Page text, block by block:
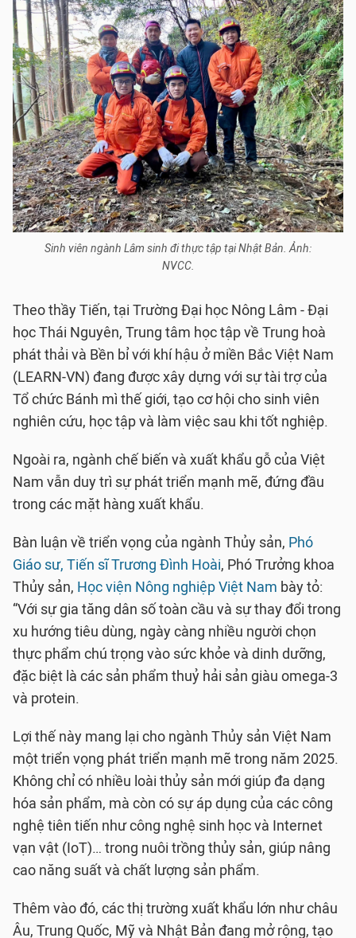
Sinh viên ngành Lâm sinh đi thực tập tại Nhật Bản. Ảnh:
NVCC.
Theo thầy Tiến, tại Trường Đại học Nông Lâm - Đại
học Thái Nguyên, Trung tâm học tập về Trung hoà
phát thải và Bền bỉ với khí hậu ở miền Bắc Việt Nam
(LEARN-VN) đang được xây dựng với sự tài trợ của
Tổ chức Bánh mì thế giới, tạo cơ hội cho sinh viên
nghiên cứu, học tập và làm việc sau khi tốt nghiệp.
Ngoài ra, ngành chế biến và xuất khẩu gỗ của Việt
Nam vẫn duy trì sự phát triển mạnh mẽ, đứng đầu
trong các mặt hàng xuất khẩu.
Bàn luận về triển vọng của ngành Thủy sản, Phó
Giáo sư, Tiến sĩ Trương Đình Hoài, Phó Trưởng khoa
Thủy sản, Học viện Nông nghiệp Việt Nam bày tỏ:
“Với sự gia tăng dân số toàn cầu và sự thay đổi trong
xu hướng tiêu dùng, ngày càng nhiều người chọn
thực phẩm chú trọng vào sức khỏe và dinh dưỡng,
đặc biệt là các sản phẩm thuỷ hải sản giàu omega-3
và protein.
Lợi thế này mang lại cho ngành Thủy sản Việt Nam
một triển vọng phát triển mạnh mẽ trong năm 2025.
Không chỉ có nhiều loài thủy sản mới giúp đa dạng
hóa sản phẩm, mà còn có sự áp dụng của các công
nghệ tiên tiến như công nghệ sinh học và Internet
vạn vật (IoT)… trong nuôi trồng thủy sản, giúp nâng
cao năng suất và chất lượng sản phẩm.
Thêm vào đó, các thị trường xuất khẩu lớn như châu
Âu, Trung Quốc, Mỹ và Nhật Bản đang mở rộng, tạo